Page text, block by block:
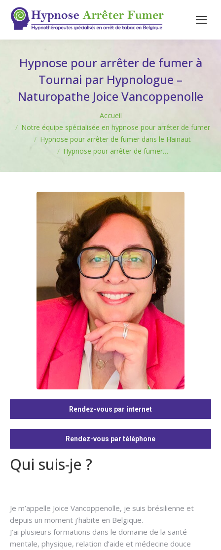
Hypnose pour arrêter de fumer à
Tournai par Hypnologue –
Naturopathe Joice Vancoppenolle
Accueil
Notre équipe spécialisée en hypnose pour arrêter de fumer
Hypnose pour arrêter de fumer dans le Hainaut
Hypnose pour arrêter de fumer…
Qui suis-je ?
Je m’appelle Joice Vancoppenolle, je suis brésilienne et
depuis un moment j’habite en Belgique.
J’ai plusieurs formations dans le domaine de la santé
mentale, physique, relation d’aide et médecine douce
Rendez-vous par internet
Rendez-vous par téléphone